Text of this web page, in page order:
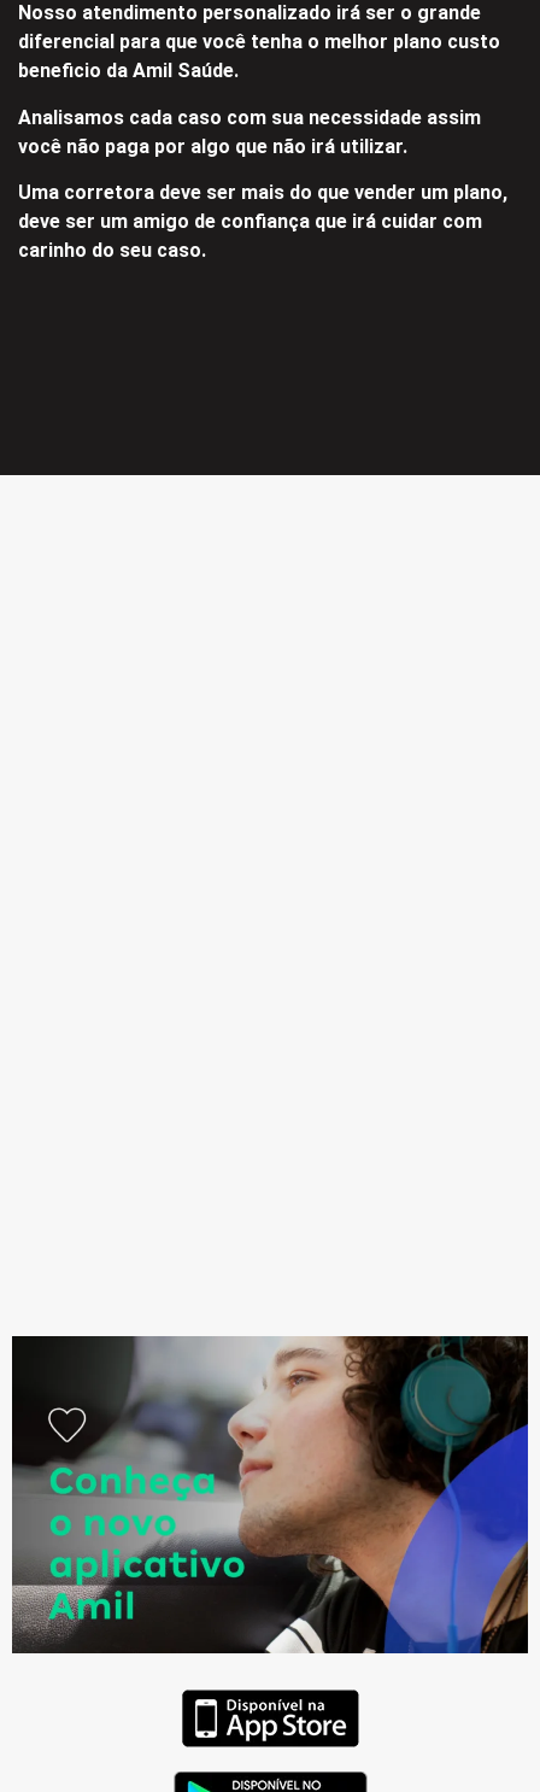
Nosso atendimento personalizado irá ser o grande
diferencial para que você tenha o melhor plano custo
beneficio da Amil Saúde.
Analisamos cada caso com sua necessidade assim
você não paga por algo que não irá utilizar.
Uma corretora deve ser mais do que vender um plano,
deve ser um amigo de confiança que irá cuidar com
carinho do seu caso.